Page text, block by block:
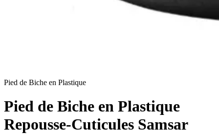
Pied de Biche en Plastique
Pied de Biche en Plastique
Repousse-Cuticules Samsar